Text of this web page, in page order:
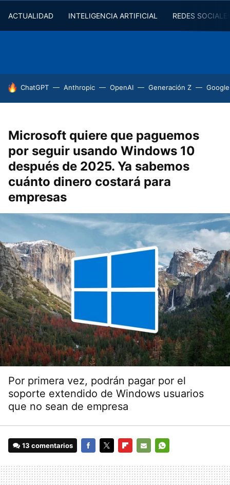
ACTUALIDAD INTELIGENCIA ARTIFICIAL REDES
HOY SE HABLA DE
ChatGPT Anthropic OpenAI Generación Z
Microsoft quiere que paguemos
por seguir usando Windows 10
después de 2025. Ya sabemos
cuánto dinero costará para
empresas
Por primera vez, podrán pagar por el
soporte extendido de Windows usuarios
que no sean de empresa
13 comentarios
MAIL